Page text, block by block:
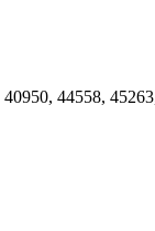
40950, 44558, 45263